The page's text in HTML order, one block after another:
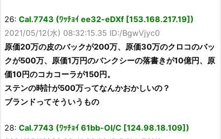
26: Cal.7743 (ﾜｯﾁｮｲ ee32-eDXf [153.168.217.19])
2021/05/12(水) 08:32:15.35 ID:/BgwVjyc0
原価20万の皮のバックが200万、原価30万のクロコのバッ
クが500万、原価1万円のバンクシーの落書きが10億円、原
価10円のコカコーラが150円。
ステンの時計が500万ってなんかおかしいの？
ブランドってそういうもの
28: Cal.7743 (ﾜｯﾁｮｲ 61bb-OI/C [124.98.18.109])